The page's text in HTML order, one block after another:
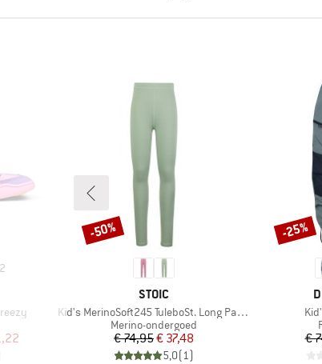
2
prijs
MERK
STOIC
Artikel
Kid's MerinoSoft245 TuleboSt. Long Pants
Productgroep
Merino-ondergoed
Prijs
€ 74,95Verlaagde prijs
€ 37,48
5,0(1)
Korting
-50%
€
Korting
-25%